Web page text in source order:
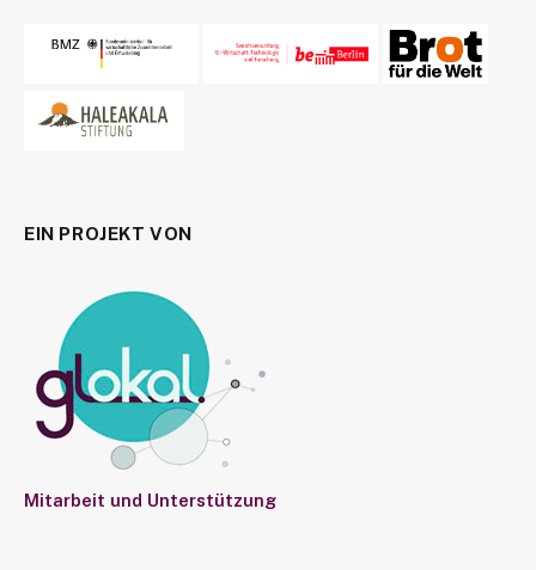
EIN PROJEKT VON
Mitarbeit und Unterstützung